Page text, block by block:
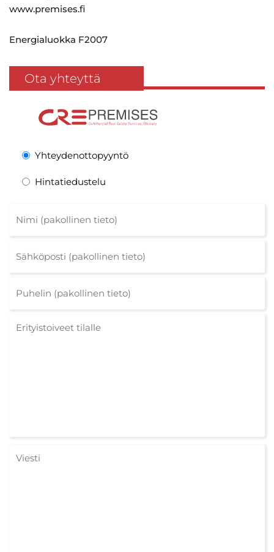
www.premises.fi
Energialuokka F2007
Ota yhteyttä
Yhteydenottopyyntö
Hintatiedustelu